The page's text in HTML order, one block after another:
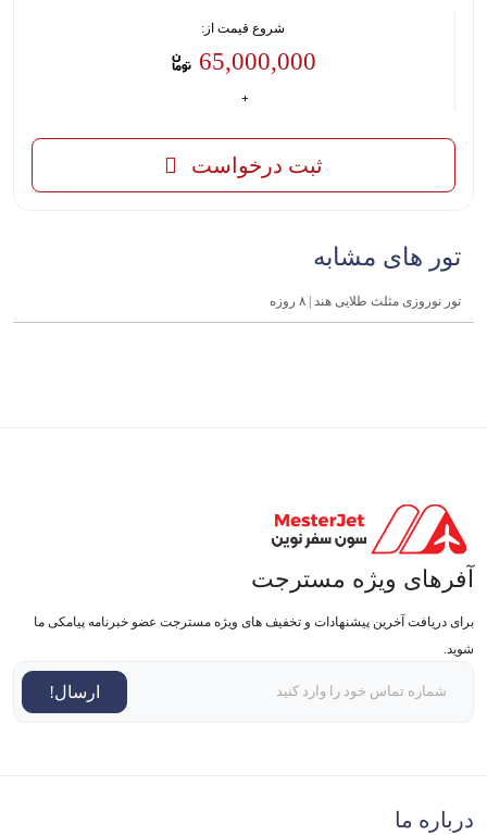
شروع قیمت از:
65,000,000
ثبت درخواست
تور های مشابه
تور نوروزی مثلث طلایی هند | ۸ روزه
آفرهای ویژه مسترجت
برای دریافت آخرین پیشنهادات و تخفیف های ویژه مسترجت عضو خبرنامه پیامکی ما
شوید.
ارسال!
درباره ما